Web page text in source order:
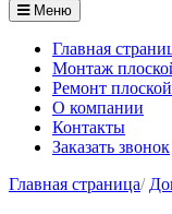
Меню
Главная
Монтаж
Ремонт
О компании
Контакты
Заказать звонок
Главная страница/